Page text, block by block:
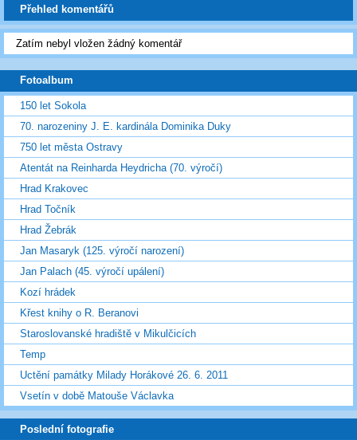
Přehled komentářů
Zatím nebyl vložen žádný komentář
Fotoalbum
150 let Sokola
70. narozeniny J. E. kardinála Dominika Duky
750 let města Ostravy
Atentát na Reinharda Heydricha (70. výročí)
Hrad Krakovec
Hrad Točník
Hrad Žebrák
Jan Masaryk (125. výročí narození)
Jan Palach (45. výročí upálení)
Kozí hrádek
Křest knihy o R. Beranovi
Staroslovanské hradiště v Mikulčicích
Temp
Uctění památky Milady Horákové 26. 6. 2011
Vsetín v době Matouše Václavka
Poslední fotografie